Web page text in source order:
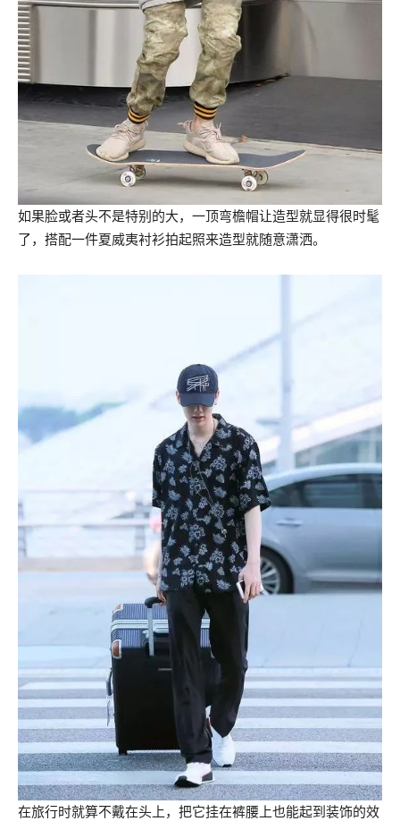
如果脸或者头不是特别的大，一顶弯檐帽让造型就显得很时髦
了，搭配一件夏威夷衬衫拍起照来造型就随意潇洒。
在旅行时就算不戴在头上，把它挂在裤腰上也能起到装饰的效